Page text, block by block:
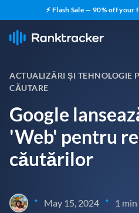
⚡ Flash Sale — 90% off
ACTUALIZĂRI ȘI TEHNOLOGIE
CĂUTARE
Google
'Web' pentru
căutărilor
• May 15, 2024 • 1